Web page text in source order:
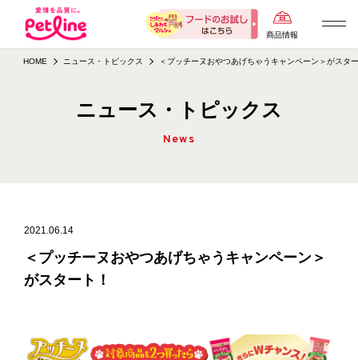
商品情報
HOME ニュース・トピックス ＜プッチーヌおやつあげちゃうキャンペーン＞がスタ
ニュース・トピックス
News
2021.06.14
＜プッチーヌおやつあげちゃうキャンペーン＞
がスタート！